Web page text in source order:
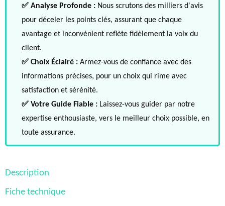
✅ Analyse Profonde : Nous scrutons des milliers d'avis
pour déceler les points clés, assurant que chaque
avantage et inconvénient reflète fidèlement la voix du
client.
✅ Choix Éclairé : Armez-vous de confiance avec des
informations précises, pour un choix qui rime avec
satisfaction et sérénité.
✅ Votre Guide Fiable : Laissez-vous guider par notre
expertise enthousiaste, vers le meilleur choix possible, en
toute assurance.
Description
Fiche technique